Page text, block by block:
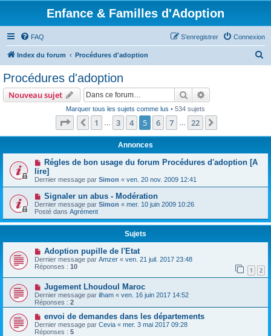
Enfance & Familles d'Adoption
FAQ Connexion
S’enregistrer
Index du forum Procédures d'adoption
h
Procédures d'adoption
Nouveau sujet Rechercher
Marquer tous les sujets comme lus • 534 sujets
Page sur 22
Précédente
1 3 4 5 6 7 22
Annonces
Régles de bon usage du forum Procédures d'adoption [A
lire]
Dernier message par Simon « ven. 20 nov. 2009 12:41
Signaler un abus - Modération
Dernier message par Simon « mer. 10 juin 2009 10:26
Posté dans Agrément
Sujets
Adoption pupille de l'Etat
Dernier message par Amzer « ven. 21 juil. 2017 23:48
Réponses : 10 1 2
Jugement Lhoudoul Maroc
Dernier message par ilham « ven. 16 juin 2017 14:52
Réponses : 2
envoi de demandes dans les départements
Dernier message par Cevia « mer. 3 mai 2017 09:28
Réponses : 5